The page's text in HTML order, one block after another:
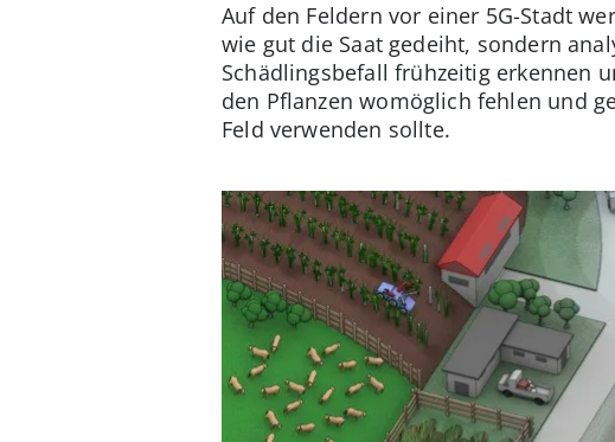
Auf den Feldern vor einer 5G-Stadt
wie gut die Saat gedeiht, sondern
Schädlingsbefall frühzeitig erkennen
den Pflanzen womöglich fehlen und
Feld verwenden sollte.